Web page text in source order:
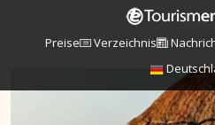
Preise Verzeichnis